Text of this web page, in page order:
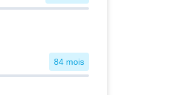
84 mois